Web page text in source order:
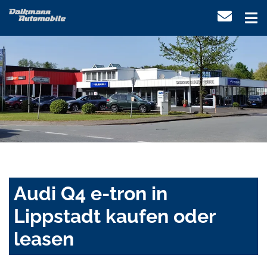
Audi Q4 e-tron in
Lippstadt kaufen oder
leasen